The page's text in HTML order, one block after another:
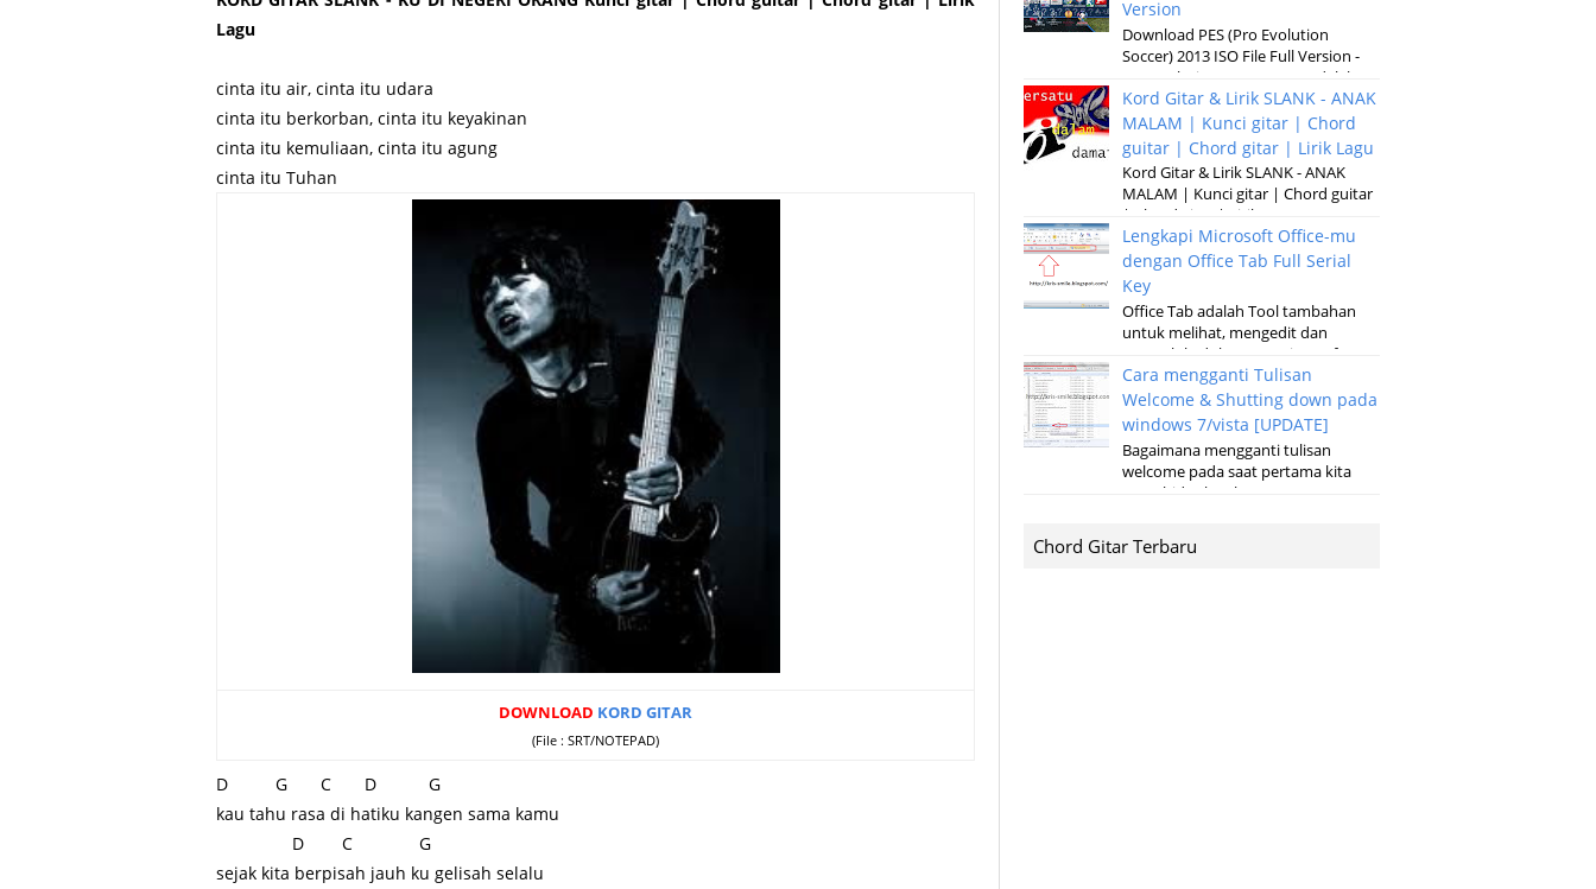
Lagu
cinta itu air, cinta itu udara
cinta itu berkorban, cinta itu keyakinan
cinta itu kemuliaan, cinta itu agung
cinta itu Tuhan
DOWNLOAD KORD GITAR
(File : SRT/NOTEPAD)
D G C D G
kau tahu rasa di hatiku kangen sama kamu
D C G
sejak kita berpisah jauh ku gelisah selalu
Version
Download PES (Pro Evolution
Soccer) 2013 ISO File Full Version -
Pro Evolution Soccer 2013 adalah
versi terbaru dari permainan
pertandinga...
Kord Gitar & Lirik SLANK - ANAK
MALAM | Kunci gitar | Chord
guitar | Chord gitar | Lirik Lagu
Kord Gitar & Lirik SLANK - ANAK
MALAM | Kunci gitar | Chord guitar
| Chord gitar | Lirik Lagu G D Em
Kubaru keluar malam Setelah sun...
Lengkapi Microsoft Office-mu
dengan Office Tab Full Serial
Key
Office Tab adalah Tool tambahan
untuk melihat, mengedit dan
mengelola dokumen, Microsoft
Office baik pada microsoft Word,
Excel, Powerpoint...
Cara mengganti Tulisan
Welcome & Shutting down pada
windows 7/vista [UPDATE]
Bagaimana mengganti tulisan
welcome pada saat pertama kita
menghidupkan laptop atau
shuting down pada saat k...
Chord Gitar Terbaru